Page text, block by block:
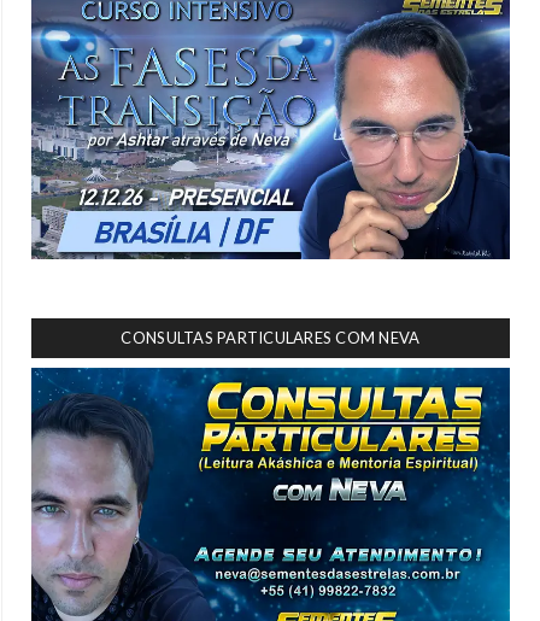
CONSULTAS PARTICULARES COM NEVA